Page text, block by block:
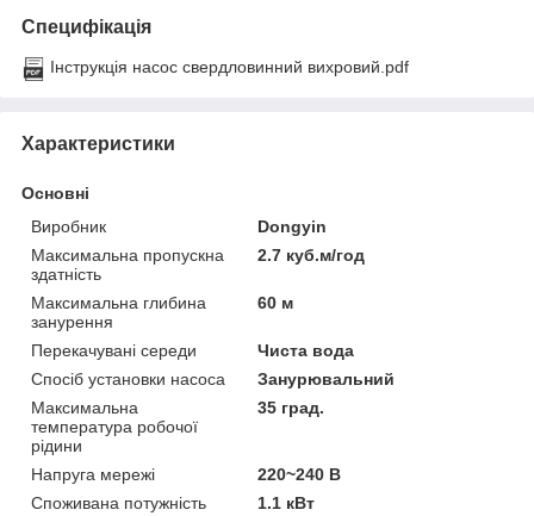
Специфікація
Інструкція насос свердловинний вихровий.pdf
Характеристики
Основні
Виробник
Dongyin
Максимальна пропускна
здатність
2.7 куб.м/год
Максимальна глибина
занурення
60 м
Перекачувані середи
Чиста вода
Спосіб установки насоса
Занурювальний
Максимальна
температура робочої
рідини
35 град.
Напруга мережі
220~240 В
Споживана потужність
1.1 кВт